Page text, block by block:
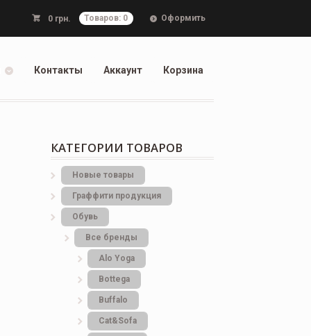
0 грн. Товаров: 0 Оформить
Контакты Аккаунт Корзина
КАТЕГОРИИ ТОВАРОВ
Новые товары
Граффити продукция
Обувь
Все бренды
Alo Yoga
Bottеga
Buffalo
Cat&Sofa